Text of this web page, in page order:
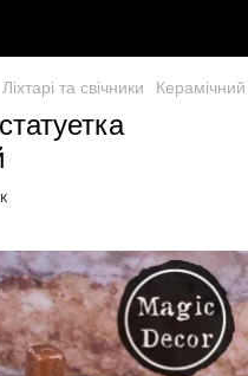
Ліхтарі та свічники Керамічний